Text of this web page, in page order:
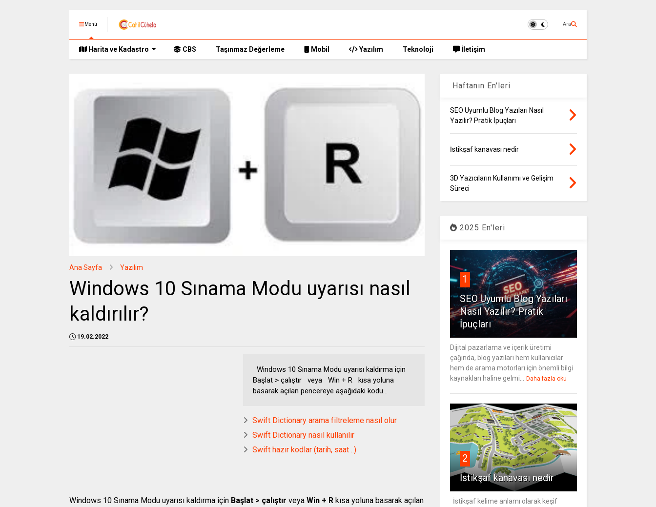
Menü Ara
Harita ve Kadastro CBS Taşınmaz Değerleme Mobil Yazılım Teknoloji İletişim
Ana Sayfa Yazılım
Windows 10 Sınama Modu uyarısı nasıl
kaldırılır?
19.02.2022
Windows 10 Sınama Modu uyarısı kaldırma için
Başlat > çalıştır veya Win + R kısa yoluna
basarak açılan pencereye aşağıdaki kodu...
Swift Dictionary arama filtreleme nasıl olur
Swift Dictionary nasıl kullanılır
Swift hazır kodlar (tarih, saat ..)
Windows 10 Sınama Modu uyarısı kaldırma için Başlat > çalıştır veya Win + R kısa yoluna basarak açılan
Haftanın En'leri
SEO Uyumlu Blog Yazıları Nasıl
Yazılır? Pratik İpuçları
İstikşaf kanavası nedir
3D Yazıcıların Kullanımı ve Gelişim
Süreci
2025 En'leri
1
SEO Uyumlu Blog Yazıları
Nasıl Yazılır? Pratik
İpuçları
Dijital pazarlama ve içerik üretimi
çağında, blog yazıları hem kullanıcılar
hem de arama motorları için önemli bilgi
kaynakları haline gelmi...
Daha fazla oku
2
İstikşaf kanavası nedir
İstikşaf kelime anlamı olarak keşif